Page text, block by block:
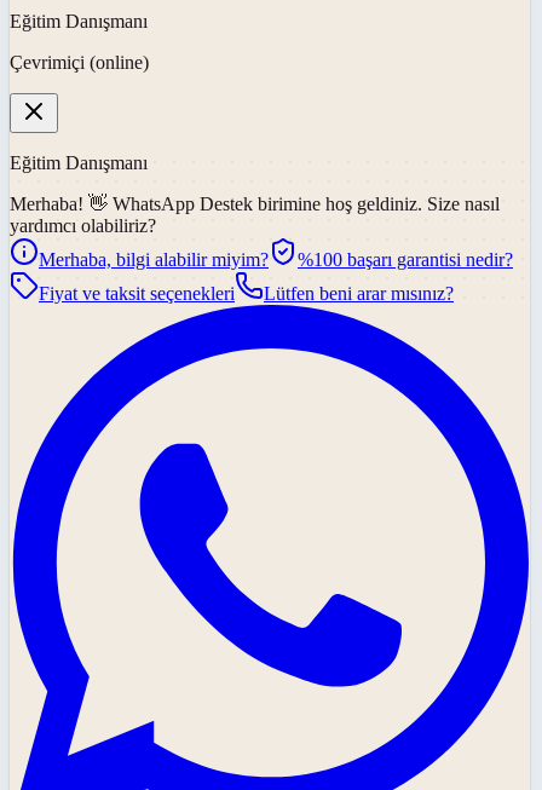
Eğitim Danışmanı
Çevrimiçi (online)
Eğitim Danışmanı
Merhaba! 👋 WhatsApp Destek birimine hoş geldiniz. Size nasıl
yardımcı olabiliriz?
Merhaba, bilgi alabilir miyim?
%100 başarı garantisi nedir?
Fiyat ve taksit seçenekleri
Lütfen beni arar mısınız?